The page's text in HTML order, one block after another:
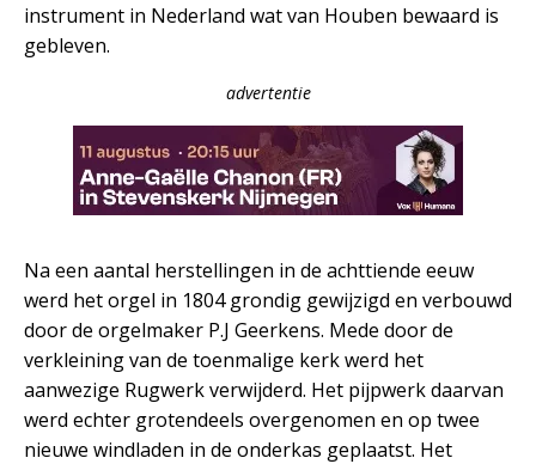
instrument in Nederland wat van Houben bewaard is
gebleven.
advertentie
Na een aantal herstellingen in de achttiende eeuw
werd het orgel in 1804 grondig gewijzigd en verbouwd
door de orgelmaker P.J Geerkens. Mede door de
verkleining van de toenmalige kerk werd het
aanwezige Rugwerk verwijderd. Het pijpwerk daarvan
werd echter grotendeels overgenomen en op twee
nieuwe windladen in de onderkas geplaatst. Het